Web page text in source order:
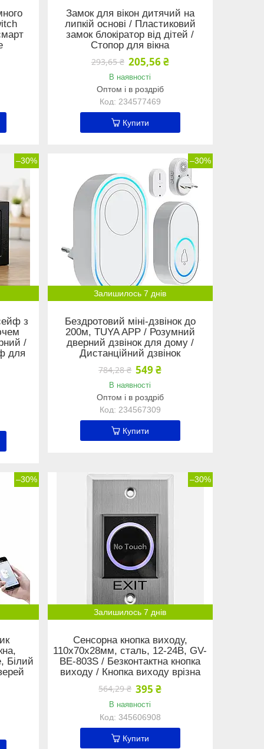
Замок для вікон дитячий на
липкій основі / Пластиковий
замок блокіратор від дітей /
Стопор для вікна
293,65 ₴ 205,56 ₴
В наявності
Оптом і в роздріб
234577469
Купити
–30%
з
/
для
–30%
Залишилось 7 днів
Бездротовий міні-дзвінок до
200м, TUYA APP / Розумний
дверний дзвінок для дому /
Дистанційний дзвінок
784,28 ₴ 549 ₴
В наявності
Оптом і в роздріб
234567309
Купити
–30%
Білий
–30%
Залишилось 7 днів
Сенсорна кнопка виходу,
110х70х28мм, сталь, 12-24В, GV-
ВЕ-803S / Безконтактна кнопка
виходу / Кнопка виходу врізна
564,29 ₴ 395 ₴
В наявності
345606908
Купити